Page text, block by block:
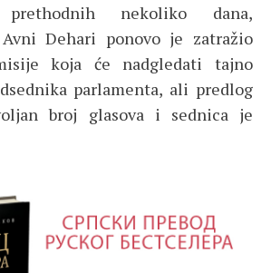
nekoliko dana,
Avni Dehari ponovo je zatražio
koja će nadgledati tajno
parlamenta, ali predlog
broj glasova i sednica je